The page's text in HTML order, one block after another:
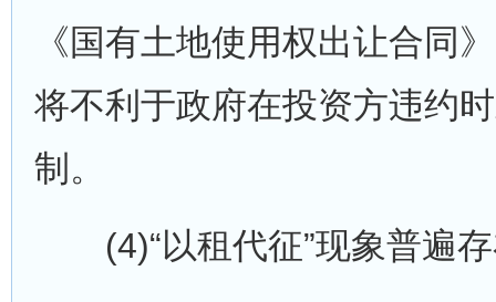
《国有土地使用权出让合同
将不利于政府在投资方违约
制。
(4)“以租代征”现象普遍